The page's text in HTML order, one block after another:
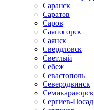
Саранск
Саратов
Саров
Саяногорск
Саянск
Свердловск
Светлый
Себеж
Севастополь
Северодвинск
Семикаракорск
Сергиев-Посад